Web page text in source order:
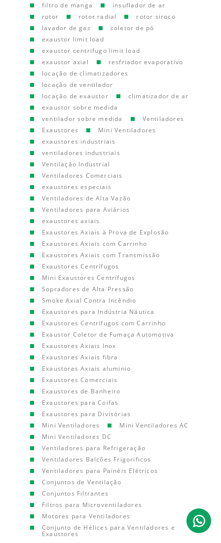
filtro de manga
insuflador de ar
rotor
rotor radial
rotor siroco
lavador de gas
coletor de pó
exaustor limit load
exaustor centrifugo limit load
exaustor axial
resfriador evaporativo
locação de climatizadores
locação de ventilador
locação de exaustor
climatizador de ar
exaustor sobre medida
ventilador sobre medida
Ventiladores
Exaustores
Mini Ventiladores
exaustores industriais
ventiladores industriais
Ventilação Industrial
Ventiladores Comerciais
exaustores especiais
Ventiladores de Alta Vazão
Ventiladores para Aviários
exaustores axiais
Exaustores Axiais à Prova de Explosão
Exaustores Axiais com Carrinho
Exaustores Axiais com Transmissão
Exaustores Centrífugos
Mini Exaustores Centrífugos
Sopradores de Alta Pressão
Smoke Axial Contra Incêndio
Exaustores para Indústria Náutica
Exaustores Centrífugos com Carrinho
Exaustor Coletor de Fumaça Automotiva
Exaustores Axiais Inox
Exaustores Axiais fibra
Exaustores Axiais aluminio
Exaustores Comerciais
Exaustores de Banheiro
Exaustores para Coifas
Exaustores para Divisórias
Mini Ventiladores
Mini Ventiladores AC
Mini Ventiladores DC
Ventiladores para Refrigeração
Ventiladores Balcões Frigorificos
Ventiladores para Painéis Elétricos
Conjuntos de Ventilação
Conjuntos Filtrantes
Filtros para Microventiladores
Motores para Ventiladores
Conjunto de Hélices para Ventiladores e
Exaustores